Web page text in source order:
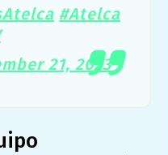
#Atelca
21, 2023